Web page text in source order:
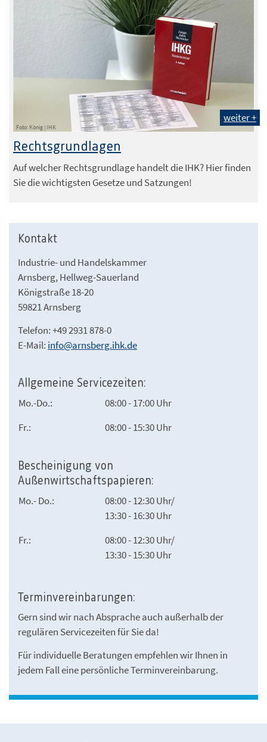
Foto: König | IHK
weiter +
Rechtsgrundlagen
Auf welcher Rechtsgrundlage handelt die IHK? Hier finden
Sie die wichtigsten Gesetze und Satzungen!
Kontakt
Industrie- und Handelskammer
Arnsberg, Hellweg-Sauerland
Königstraße 18-20
59821 Arnsberg
Telefon: +49 2931 878-0
E-Mail: info@arnsberg.ihk.de
Allgemeine Servicezeiten:
Mo.-Do.:
08:00 - 17:00 Uhr
Fr.:
08:00 - 15:30 Uhr
Bescheinigung von
Außenwirtschaftspapieren:
Mo.- Do.:
08:00 - 12:30 Uhr/
13:30 - 16:30 Uhr
Fr.:
08:00 - 12:30 Uhr/
13:30 - 15:30 Uhr
Terminvereinbarungen:
Gern sind wir nach Absprache auch außerhalb der
regulären Servicezeiten für Sie da!
Für individuelle Beratungen empfehlen wir Ihnen in
jedem Fall eine persönliche Terminvereinbarung.